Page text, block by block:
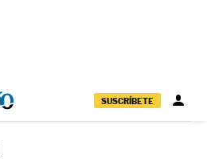
SUSCRÍBETE